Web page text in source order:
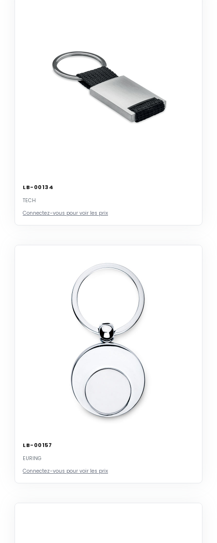
LB-00134
TECH
Connectez-vous pour voir les prix
LB-00157
EURING
Connectez-vous pour voir les prix